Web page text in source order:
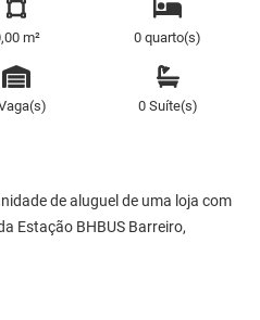
m² 0 quarto(s)
0 Suíte(s)
de aluguel de uma loja com
Estação BHBUS Barreiro,